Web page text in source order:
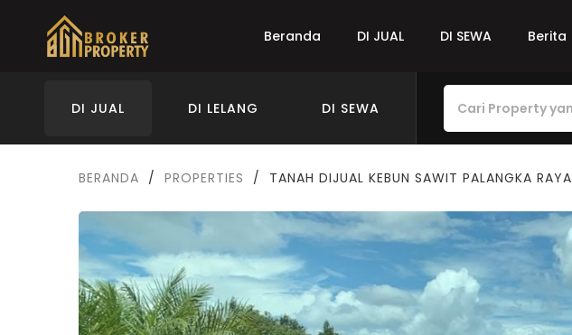
Beranda DI JUAL DI SEWA Berita
DI JUAL DI LELANG DI SEWA
BERANDA / PROPERTIES / TANAH DIJUAL KEBUN SAWIT PALANGKA RAYA